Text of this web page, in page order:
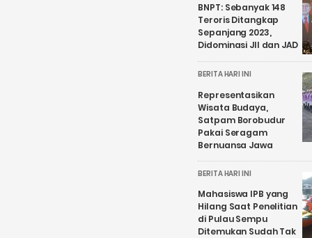
BNPT: Sebanyak 148
Teroris Ditangkap
Sepanjang 2023,
Didominasi JII dan JAD
BERITA HARI INI
Representasikan
Wisata Budaya,
Satpam Borobudur
Pakai Seragam
Bernuansa Jawa
BERITA HARI INI
Mahasiswa IPB yang
Hilang Saat Penelitian
di Pulau Sempu
Ditemukan Sudah Tak